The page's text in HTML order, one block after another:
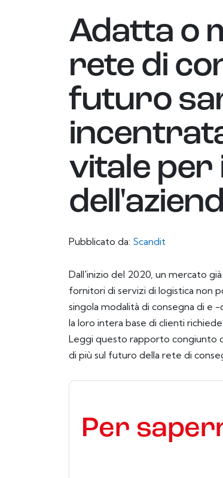
Adatta o
rete di
futuro
vitale per
Pubblicato da: Scandit
Dall'inizio del 2020, un mercato
fornitori di servizi di logistica non
singola modalità di consegna di e
la loro intera base di clienti
Leggi questo rapporto congiunto
di più sul futuro della rete di
Per